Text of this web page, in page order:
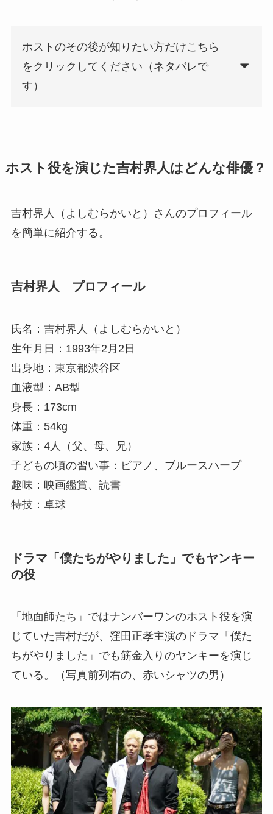
ホストのその後が知りたい方だけこちら
をクリックしてください（ネタバレで
す）
ホスト役を演じた吉村界人はどんな俳優？
吉村界人（よしむらかいと）さんのプロフィール
を簡単に紹介する。
吉村界人 プロフィール
氏名：吉村界人（よしむらかいと）
生年月日：1993年2月2日
出身地：東京都渋谷区
血液型：AB型
身長：173cm
体重：54kg
家族：4人（父、母、兄）
子どもの頃の習い事：ピアノ、ブルースハープ
趣味：映画鑑賞、読書
特技：卓球
ドラマ「僕たちがやりました」でもヤンキー
の役
「地面師たち」ではナンバーワンのホスト役を演
じていた吉村だが、窪田正孝主演のドラマ「僕た
ちがやりました」でも筋金入りのヤンキーを演じ
ている。（写真前列右の、赤いシャツの男）